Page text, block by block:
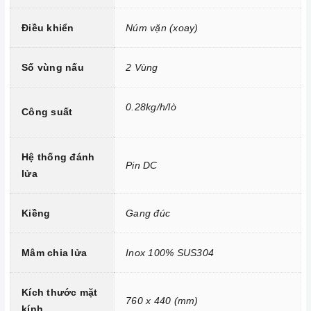
Tính năng vượt trội
Chức năng hẹn giờ lên tới 180 phút.
Cảm biến an toàn tự động khóa Orkli (Made in Spain), chống
bị rò rỉ gas.
Cảm biến đánh lửa nhanh.
2. Một số lưu ý khi sử dụng sản phẩm
Lưu ý khi chọn nồi nấu
Điều khiển Núm vặn (xoay)
Số vùng nấu 2 Vùng
Công suất 0.28kg/h/lò
Hệ thống đánh
lửa
Pin DC
Kiềng Gang đúc
Mâm chia lửa Inox 100% SUS304
Kích thước mặt
760 x 440 (mm)